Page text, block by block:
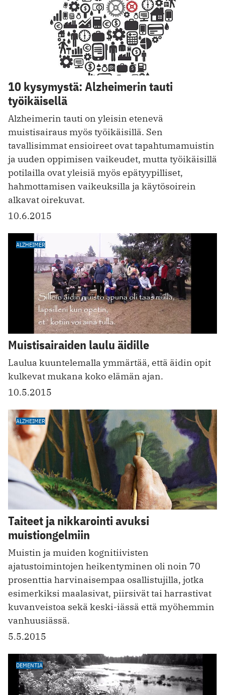
10 kysymystä: Alzheimerin tauti
työikäisellä
Alzheimerin tauti on yleisin etenevä
muistisairaus myös työikäisillä. Sen
tavallisimmat ensioireet ovat tapahtumamuistin
ja uuden oppimisen vaikeudet, mutta työikäisillä
potilailla ovat yleisiä myös epätyypilliset,
hahmottamisen vaikeuksilla ja käytösoirein
alkavat oirekuvat.
10.6.2015
ALZHEIMER
Muistisairaiden laulu äidille
Laulua kuuntelemalla ymmärtää, että äidin opit
kulkevat mukana koko elämän ajan.
10.5.2015
ALZHEIMER
Taiteet ja nikkarointi avuksi
muistiongelmiin
Muistin ja muiden kognitiivisten
ajatustoimintojen heikentyminen oli noin 70
prosenttia harvinaisempaa osallistujilla, jotka
esimerkiksi maalasivat, piirsivät tai harrastivat
kuvanveistoa sekä keski-iässä että myöhemmin
vanhuusiässä.
5.5.2015
DEMENTIA